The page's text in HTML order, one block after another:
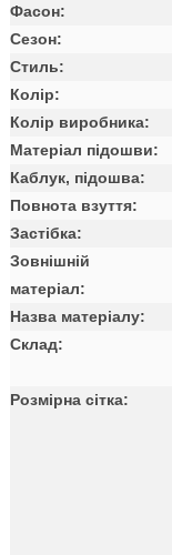
Фасон:
Сезон:
Стиль:
Колір:
Колір виробника:
Матеріал підошви:
Каблук, підошва:
Повнота взуття:
Застібка:
Зовнішній
матеріал:
Назва матеріалу:
Склад:
Розмірна сітка: